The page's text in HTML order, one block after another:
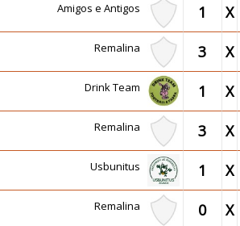
Amigos e Antigos 1 X
Remalina 3 X
Drink Team 1 X
Remalina 3 X
Usbunitus 1 X
Remalina 0 X